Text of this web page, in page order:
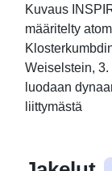
Kuvaus
määritelty
Weiselstein, 3.
luodaan
liittymästä